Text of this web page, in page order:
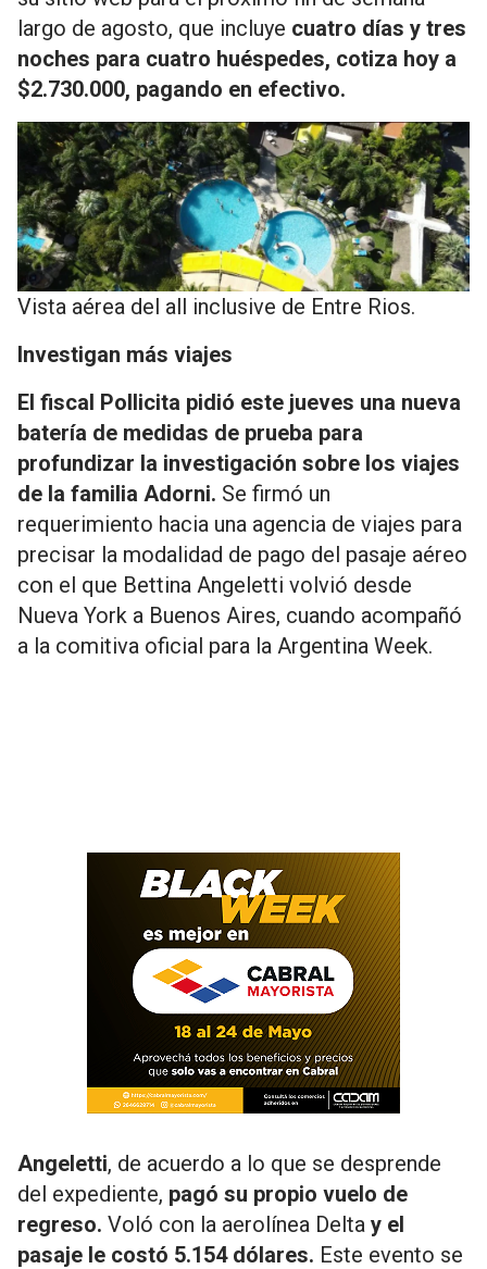
largo de agosto, que incluye cuatro días y tres
noches para cuatro huéspedes, cotiza hoy a
$2.730.000, pagando en efectivo.
Vista aérea del all inclusive de Entre Rios.
Investigan más viajes
El fiscal Pollicita pidió este jueves una nueva
batería de medidas de prueba para
profundizar la investigación sobre los viajes
de la familia Adorni. Se firmó un
requerimiento hacia una agencia de viajes para
precisar la modalidad de pago del pasaje aéreo
con el que Bettina Angeletti volvió desde
Nueva York a Buenos Aires, cuando acompañó
a la comitiva oficial para la Argentina Week.
Angeletti, de acuerdo a lo que se desprende
del expediente, pagó su propio vuelo de
regreso. Voló con la aerolínea Delta y el
pasaje le costó 5.154 dólares. Este evento se